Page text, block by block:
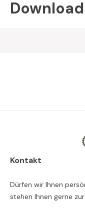
Kontakt
Dürfen wir Ihnen
stehen Ihnen gerne